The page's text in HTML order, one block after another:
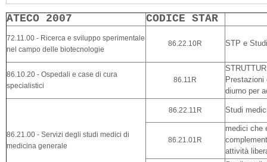
ATECO 2007 CODICE STAR
72.11.00 - Ricerca e sviluppo sperimentale
nel campo delle biotecnologie
86.22.10R STP e
86.10.20 - Ospedali e case di cura
specialistici
86.11R
diurno per
86.21.00 - Servizi degli studi medici di
medicina generale
86.22.11R Studi
86.21.01R
medici che
attività